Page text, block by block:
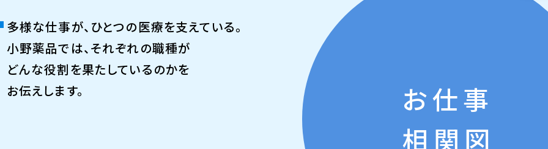
多様な仕事が、ひとつの医療を支えている。
小野薬品では、それぞれの職種が
どんな役割を果たしているのかを
お伝えします。
お仕事
相関図